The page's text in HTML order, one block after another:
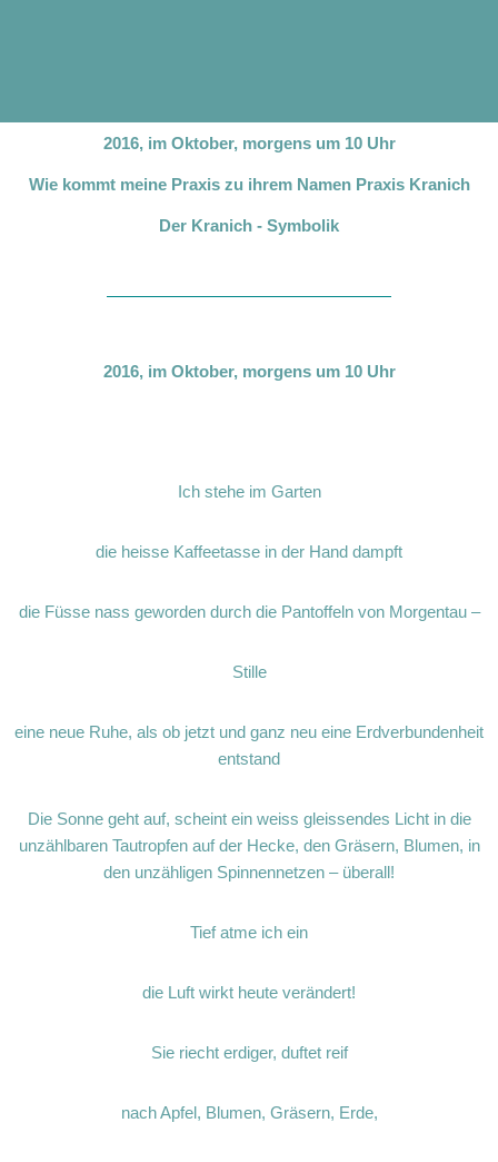
2016, im Oktober, morgens um 10 Uhr
Wie kommt meine Praxis zu ihrem Namen Praxis Kranich
Der Kranich - Symbolik
2016, im Oktober, morgens um 10 Uhr
Ich stehe im Garten
die heisse Kaffeetasse in der Hand dampft
die Füsse nass geworden durch die Pantoffeln von Morgentau –
Stille
eine neue Ruhe, als ob jetzt und ganz neu eine Erdverbundenheit
entstand
Die Sonne geht auf, scheint ein weiss gleissendes Licht in die
unzählbaren Tautropfen auf der Hecke, den Gräsern, Blumen, in
den unzähligen Spinnennetzen – überall!
Tief atme ich ein
die Luft wirkt heute verändert!
Sie riecht erdiger, duftet reif
nach Apfel, Blumen, Gräsern, Erde,